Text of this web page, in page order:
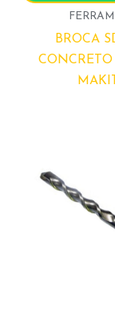
BROCA
CONCRETO